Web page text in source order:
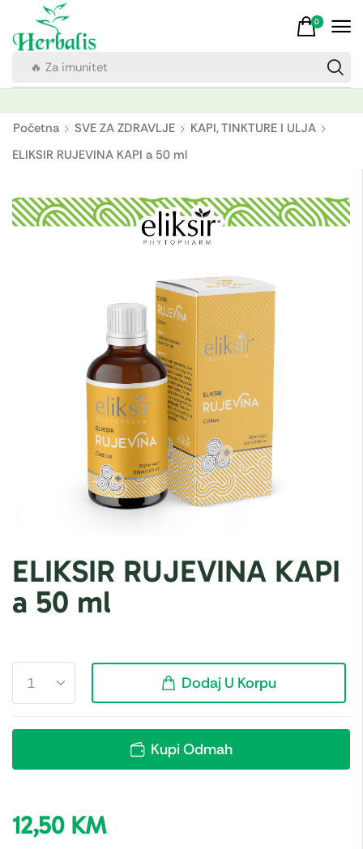
🔥 Za imunitet
0
Početna SVE ZA ZDRAVLJE
KAPI, TINKTURE I ULJA
ELIKSIR RUJEVINA KAPI a 50 ml
ELIKSIR RUJEVINA KAPI
a 50 ml
Dodaj U Korpu
Kupi Odmah
12,50 KM